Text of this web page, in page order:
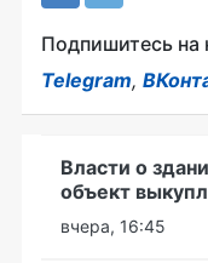
Подпишитесь на
Telegram,
Власти о
объект
вчера, 16:45